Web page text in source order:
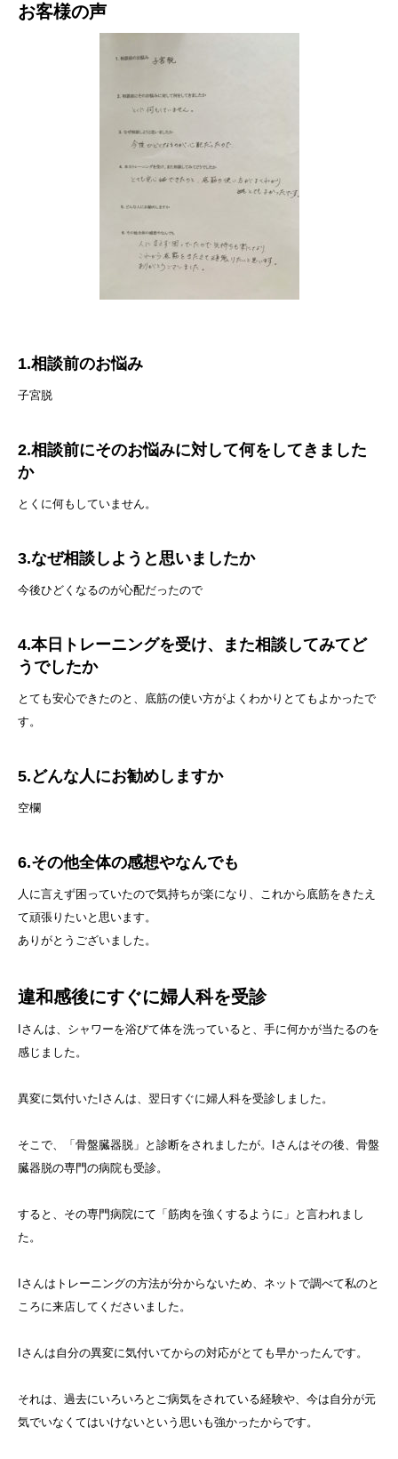
お客様の声
1.相談前のお悩み
子宮脱
2.相談前にそのお悩みに対して何をしてきました
か
とくに何もしていません。
3.なぜ相談しようと思いましたか
今後ひどくなるのが心配だったので
4.本日トレーニングを受け、また相談してみてど
うでしたか
とても安心できたのと、底筋の使い方がよくわかりとてもよかったで
す。
5.どんな人にお勧めしますか
空欄
6.その他全体の感想やなんでも
人に言えず困っていたので気持ちが楽になり、これから底筋をきたえ
て頑張りたいと思います。
ありがとうございました。
違和感後にすぐに婦人科を受診
Iさんは、シャワーを浴びて体を洗っていると、手に何かが当たるのを
感じました。
異変に気付いたIさんは、翌日すぐに婦人科を受診しました。
そこで、「骨盤臓器脱」と診断をされましたが。Iさんはその後、骨盤
臓器脱の専門の病院も受診。
すると、その専門病院にて「筋肉を強くするように」と言われまし
た。
Iさんはトレーニングの方法が分からないため、ネットで調べて私のと
ころに来店してくださいました。
Iさんは自分の異変に気付いてからの対応がとても早かったんです。
それは、過去にいろいろとご病気をされている経験や、今は自分が元
気でいなくてはいけないという思いも強かったからです。